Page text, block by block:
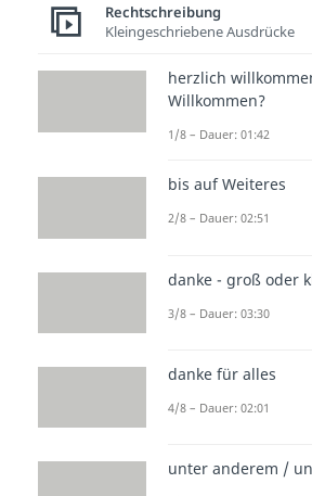
Rechtschreibung
Kleingeschriebene Ausdrücke
herzlich
Willkommen?
1/8 – Dauer: 01:42
bis auf Weiteres
2/8 – Dauer: 02:51
danke - groß oder
3/8 – Dauer: 03:30
danke für alles
4/8 – Dauer: 02:01
unter anderem /